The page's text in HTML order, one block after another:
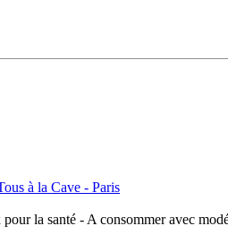
à la Cave - Paris
la santé - A consommer avec